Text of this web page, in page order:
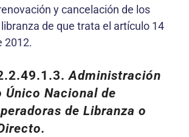
y cancelación de los
de que trata el artículo 14
2012.
Administración
Único Nacional de
de Libranza o